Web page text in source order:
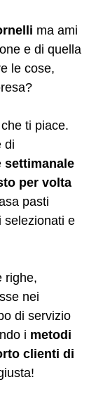
ma ami
e di quella
le cose,
ti piace.
di
settimanale
per volta
pasti
selezionati e
righe,
nei
di servizio
i metodi
clienti di